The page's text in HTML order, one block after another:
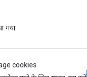
गया
cookies